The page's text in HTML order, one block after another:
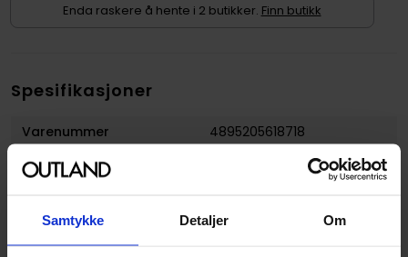
Samtykke Detaljer Om
Enda raskere å hente i 2 butikker. Finn butikk
Spesifikasjoner
Varenummer
4895205618718
Opprinnelsesland :
Utgiver
Cinereplicas